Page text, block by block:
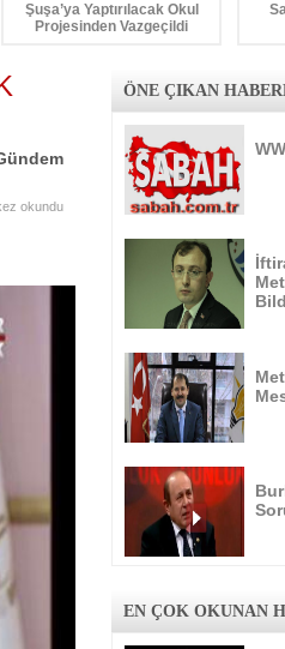
Şuşa’ya Yaptırılacak Okul
Projesinden Vazgeçildi
okundu
ÖNE ÇIKAN
EN ÇOK OKUNAN